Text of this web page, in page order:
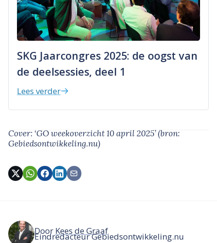
SKG Jaarcongres 2025: de oogst van
de deelsessies, deel 1
Lees verder
Cover: ‘GO weekoverzicht 10 april 2025’(bron:
Gebiedsontwikkeling.nu)
Door Kees de Graaf
Eindredacteur Gebiedsontwikkeling.nu